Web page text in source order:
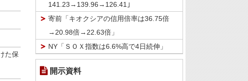
た保
141.23→139.96→126.41｣
寄前「キオクシアの信用倍率は36.75倍
→20.98倍→22.63倍」
NY「ＳＯＸ指数は6.6%高で4日続伸」
開示資料